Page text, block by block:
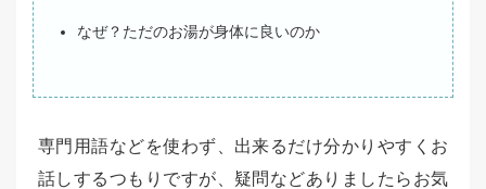
なぜ？ただのお湯が身体に良いのか
専門用語などを使わず、出来るだけ分かりやすくお
話しするつもりですが、疑問などありましたらお気